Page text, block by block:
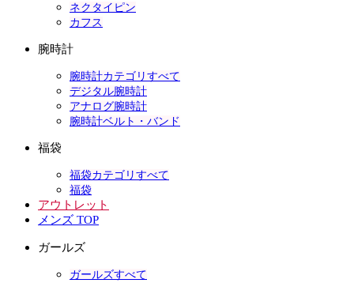
ネクタイピン
カフス
腕時計
腕時計カテゴリすべて
デジタル腕時計
アナログ腕時計
腕時計ベルト・バンド
福袋
福袋カテゴリすべて
福袋
アウトレット
メンズ TOP
ガールズ
ガールズすべて